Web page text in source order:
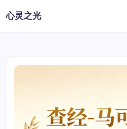
至心灵之光